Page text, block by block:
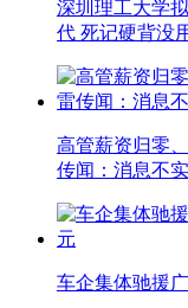
深圳理工大学
代 死记硬背没
高管薪资归零
传闻：消息不实
车企集体驰援